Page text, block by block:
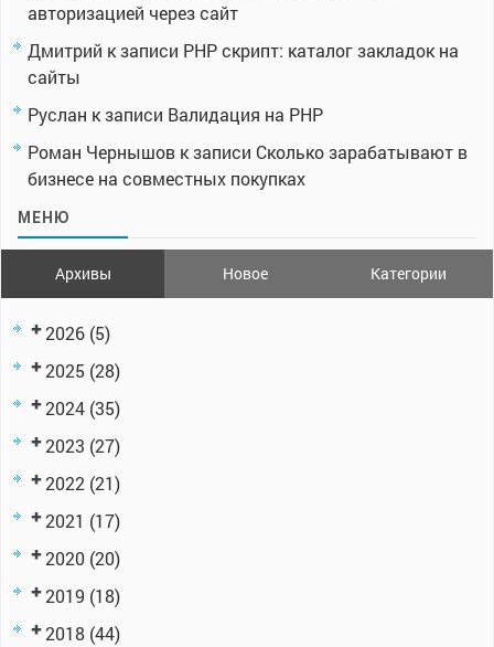
авторизацией через сайт
Дмитрий к записи PHP скрипт: каталог закладок на
сайты
Руслан к записи Валидация на PHP
Роман Чернышов к записи Сколько зарабатывают в
бизнесе на совместных покупках
МЕНЮ
Архивы Новое Категории
2026 (5)
2025 (28)
2024 (35)
2023 (27)
2022 (21)
2021 (17)
2020 (20)
2019 (18)
2018 (44)